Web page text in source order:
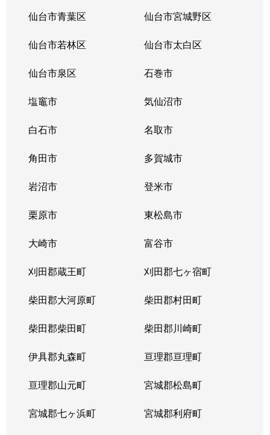
仙台市青葉区 仙台市宮城野区
仙台市若林区 仙台市太白区
仙台市泉区 石巻市
塩竈市 気仙沼市
白石市 名取市
角田市 多賀城市
岩沼市 登米市
栗原市 東松島市
大崎市 富谷市
刈田郡蔵王町 刈田郡七ヶ宿町
柴田郡大河原町 柴田郡村田町
柴田郡柴田町 柴田郡川崎町
伊具郡丸森町 亘理郡亘理町
亘理郡山元町 宮城郡松島町
宮城郡七ヶ浜町 宮城郡利府町